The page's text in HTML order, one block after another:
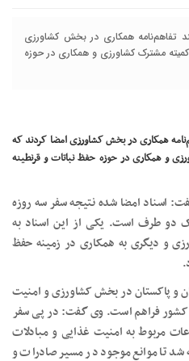
| ایران و پاکستان ۲ سند تفاهم‌نامه همکاری در بخش کشاورزی
مشترک کشاورزی و همکاری در حوزه
و پاکستان ۲ سند تفاهم‌نامه همکاری در بخش کشاورزی امضا کردند که
و همکاری در حوزه حفظ نباتات و قرنطینه
اسناد امضا شده نتیجه سفر سه روزه
دو طرف است. یکی از این اسناد به
و دیگری به همکاری در زمینه حفظ
و پاکستان در بخش کشاورزی و امنیت
کشور فراهم است. وی گفت: در پی سفر
مربوط به امنیت غذایی و مبادلات
شد تا موانع موجود در مسیر صادرات و